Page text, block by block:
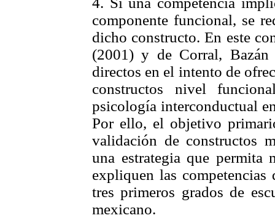
componente funcional, se
dicho constructo. En este
(2001) y de Corral, Bazán
directos en el intento de
constructos nivel
psicología interconductual
Por ello, el objetivo
validación de constructos
una estrategia que permita
expliquen las
tres primeros grados de
mexicano.